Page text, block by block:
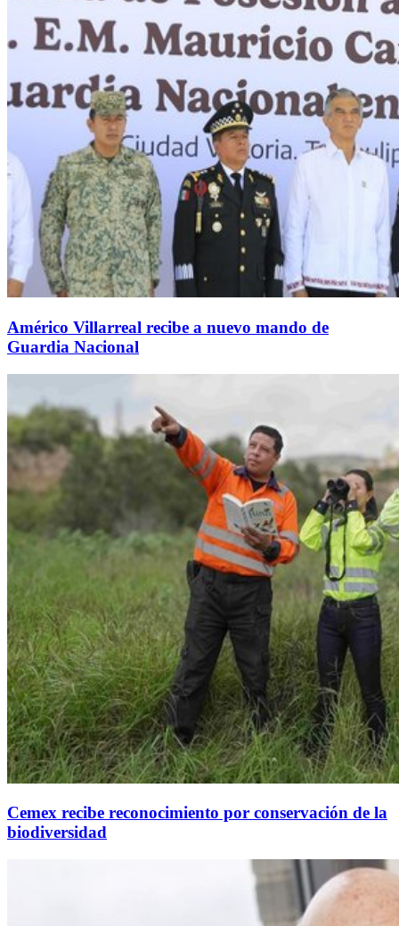
Américo Villarreal recibe a nuevo mando de
Guardia Nacional
Cemex recibe reconocimiento por conservación de la
biodiversidad